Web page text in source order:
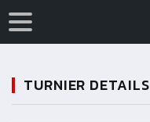
TURNIER DETAILS